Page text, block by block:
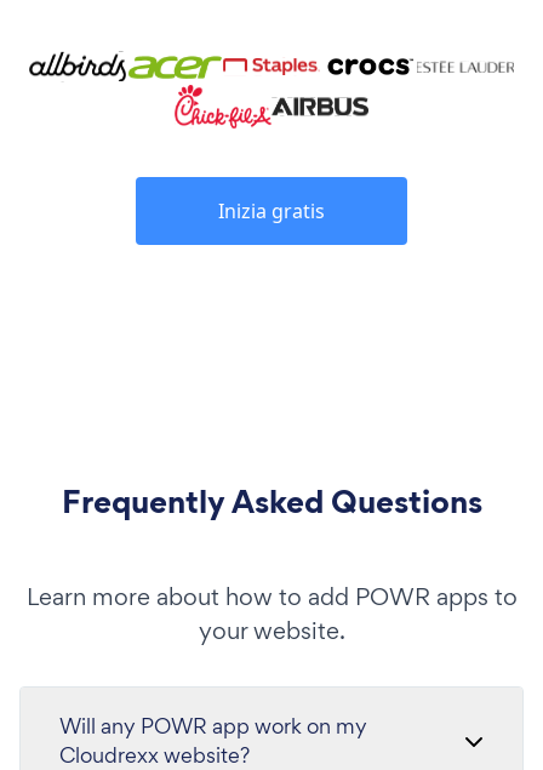
Inizia gratis
Frequently Asked Questions
Learn more about how to add POWR apps to
your website.
Will any POWR app work on my
Cloudrexx website?